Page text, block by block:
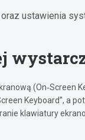
ustawienia
(On‑Screen
Keyboard”, a
klawiatury